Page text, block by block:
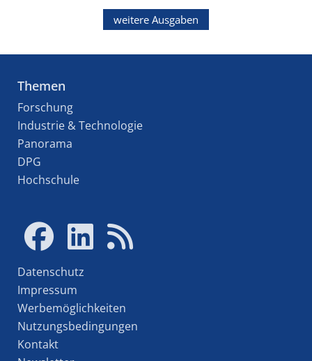
weitere Ausgaben
Themen
Forschung
Industrie & Technologie
Panorama
DPG
Hochschule
Datenschutz
Impressum
Werbemöglichkeiten
Nutzungsbedingungen
Kontakt